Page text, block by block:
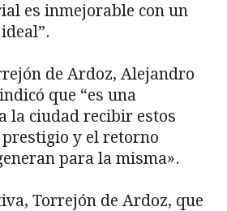
es inmejorable con un
de Ardoz, Alejandro
que “es una
la ciudad recibir estos
y el retorno
para la misma».
Torrejón de Ardoz, que